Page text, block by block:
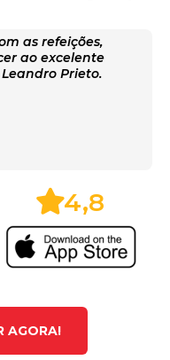
as refeições,
ao excelente
Prieto.
4,8
AGORA!